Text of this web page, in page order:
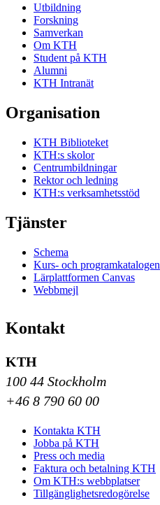
Utbildning
Forskning
Samverkan
Om KTH
Student på KTH
Alumni
KTH Intranät
Organisation
KTH Biblioteket
KTH:s skolor
Centrumbildningar
Rektor och ledning
KTH:s verksamhetsstöd
Tjänster
Schema
Kurs- och programkatalogen
Lärplattformen Canvas
Webbmejl
Kontakt
KTH
100 44 Stockholm
+46 8 790 60 00
Kontakta KTH
Jobba på KTH
Press och media
Faktura och betalning KTH
Om KTH:s webbplatser
Tillgänglighetsredogörelse